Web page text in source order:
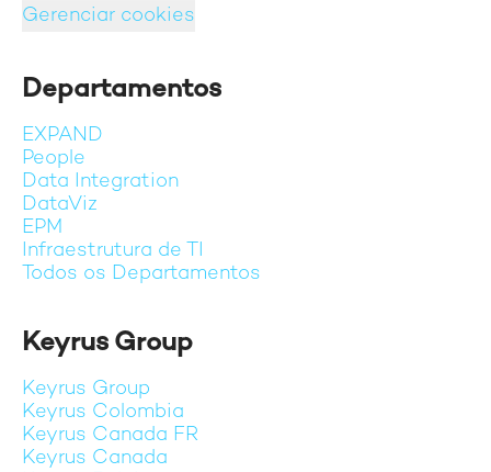
Gerenciar cookies
Departamentos
EXPAND
People
Data Integration
DataViz
EPM
Infraestrutura de TI
Todos os Departamentos
Keyrus Group
Keyrus Group
Keyrus Colombia
Keyrus Canada FR
Keyrus Canada